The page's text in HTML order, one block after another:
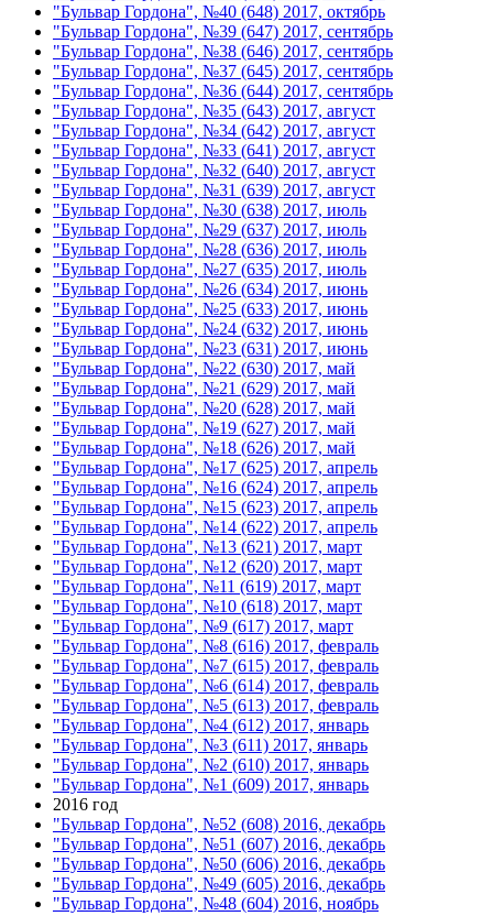
"Бульвар Гордона", №40 (648) 2017, октябрь
"Бульвар Гордона", №39 (647) 2017, сентябрь
"Бульвар Гордона", №38 (646) 2017, сентябрь
"Бульвар Гордона", №37 (645) 2017, сентябрь
"Бульвар Гордона", №36 (644) 2017, сентябрь
"Бульвар Гордона", №35 (643) 2017, август
"Бульвар Гордона", №34 (642) 2017, август
"Бульвар Гордона", №33 (641) 2017, август
"Бульвар Гордона", №32 (640) 2017, август
"Бульвар Гордона", №31 (639) 2017, август
"Бульвар Гордона", №30 (638) 2017, июль
"Бульвар Гордона", №29 (637) 2017, июль
"Бульвар Гордона", №28 (636) 2017, июль
"Бульвар Гордона", №27 (635) 2017, июль
"Бульвар Гордона", №26 (634) 2017, июнь
"Бульвар Гордона", №25 (633) 2017, июнь
"Бульвар Гордона", №24 (632) 2017, июнь
"Бульвар Гордона", №23 (631) 2017, июнь
"Бульвар Гордона", №22 (630) 2017, май
"Бульвар Гордона", №21 (629) 2017, май
"Бульвар Гордона", №20 (628) 2017, май
"Бульвар Гордона", №19 (627) 2017, май
"Бульвар Гордона", №18 (626) 2017, май
"Бульвар Гордона", №17 (625) 2017, апрель
"Бульвар Гордона", №16 (624) 2017, апрель
"Бульвар Гордона", №15 (623) 2017, апрель
"Бульвар Гордона", №14 (622) 2017, апрель
"Бульвар Гордона", №13 (621) 2017, март
"Бульвар Гордона", №12 (620) 2017, март
"Бульвар Гордона", №11 (619) 2017, март
"Бульвар Гордона", №10 (618) 2017, март
"Бульвар Гордона", №9 (617) 2017, март
"Бульвар Гордона", №8 (616) 2017, февраль
"Бульвар Гордона", №7 (615) 2017, февраль
"Бульвар Гордона", №6 (614) 2017, февраль
"Бульвар Гордона", №5 (613) 2017, февраль
"Бульвар Гордона", №4 (612) 2017, январь
"Бульвар Гордона", №3 (611) 2017, январь
"Бульвар Гордона", №2 (610) 2017, январь
"Бульвар Гордона", №1 (609) 2017, январь
2016 год
"Бульвар Гордона", №52 (608) 2016, декабрь
"Бульвар Гордона", №51 (607) 2016, декабрь
"Бульвар Гордона", №50 (606) 2016, декабрь
"Бульвар Гордона", №49 (605) 2016, декабрь
"Бульвар Гордона", №48 (604) 2016, ноябрь